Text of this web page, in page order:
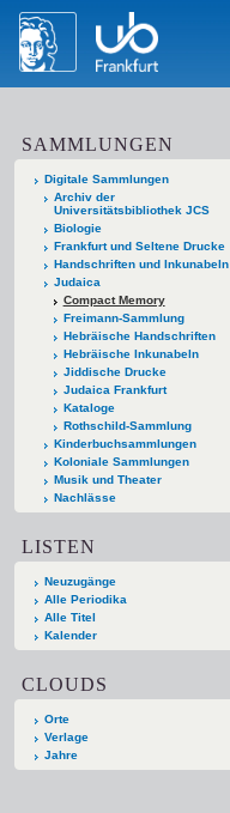
SAMMLUNGEN
Digitale Sammlungen
Archiv der
Universitätsbibliothek JCS
Biologie
Frankfurt und Seltene Drucke
Handschriften und Inkunabeln
Judaica
Compact Memory
Freimann-Sammlung
Hebräische Handschriften
Hebräische Inkunabeln
Jiddische Drucke
Judaica Frankfurt
Kataloge
Rothschild-Sammlung
Kinderbuchsammlungen
Koloniale Sammlungen
Musik und Theater
Nachlässe
LISTEN
Neuzugänge
Alle Periodika
Alle Titel
Kalender
CLOUDS
Orte
Verlage
Jahre